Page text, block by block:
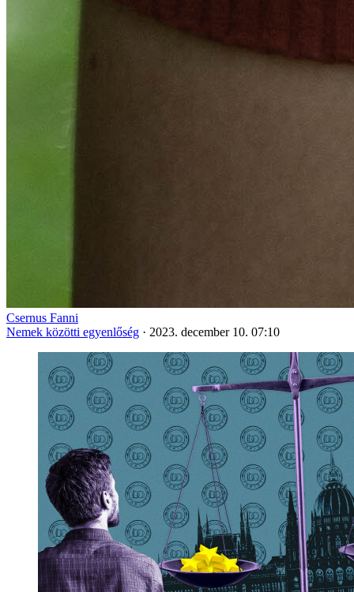
Csernus Fanni
Nemek közötti egyenlőség · 2023. december 10. 07:10